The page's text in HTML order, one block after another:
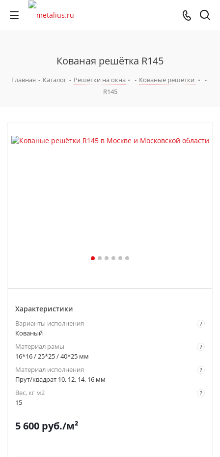
Кованая решётка R145
Главная - Каталог - Решётки на окна - Кованые решётки
-
R145
Характеристики
?
Варианты исполнения
Кованый
?
Материал рамы
16*16 / 25*25 / 40*25 мм
?
Материал исполнения
Прут/квадрат 10, 12, 14, 16 мм
?
Вес, кг м2
15
5 600 руб./м²